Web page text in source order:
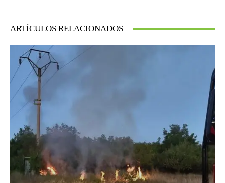
ARTÍCULOS RELACIONADOS